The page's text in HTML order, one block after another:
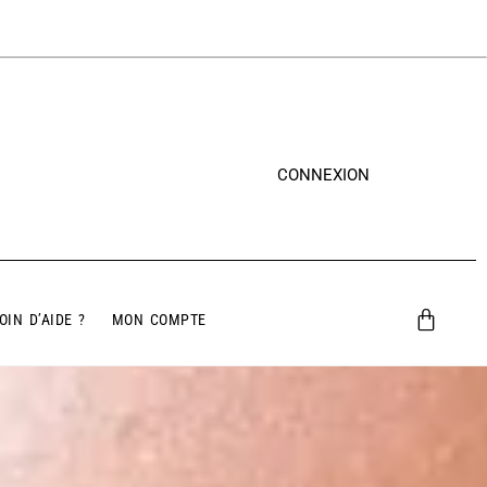
CONNEXION
D’AIDE ? MON COMPTE